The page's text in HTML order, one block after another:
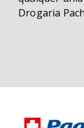
Drogaria